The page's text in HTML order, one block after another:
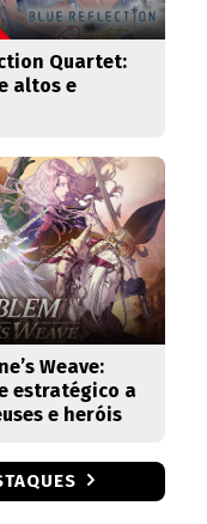
Quartet:
altos e
Weave:
estratégico a
e heróis